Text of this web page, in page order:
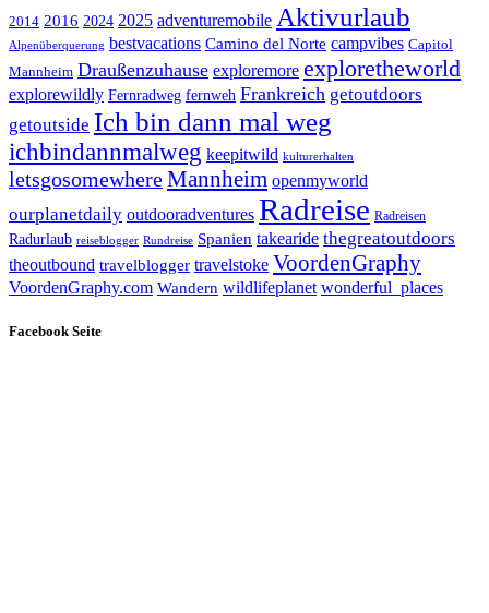
2014 2016 2024 2025 adventuremobile Aktivurlaub
Alpenüberquerung bestvacations Camino del Norte campvibes Capitol
Mannheim Draußenzuhause exploremore exploretheworld
explorewildly Fernradweg fernweh Frankreich getoutdoors
getoutside Ich bin dann mal weg
ichbindannmalweg keepitwild kulturerhalten
letsgosomewhereMannheim openmyworld
ourplanetdaily outdooradventures Radreise Radreisen
Radurlaub reiseblogger Rundreise Spanien takearide thegreatoutdoors
theoutbound travelblogger travelstoke VoordenGraphy
VoordenGraphy.com Wandern wildlifeplanet wonderful_places
Facebook Seite